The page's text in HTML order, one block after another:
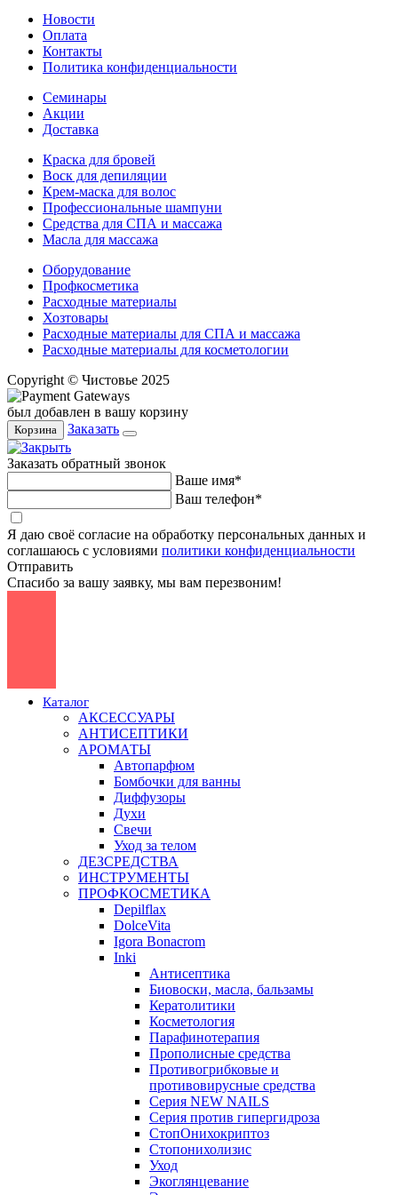
Новости
Оплата
Контакты
Политика конфиденциальности
Семинары
Акции
Доставка
Краска для бровей
Воск для депиляции
Крем-маска для волос
Профессиональные шампуни
Средства для СПА и массажа
Масла для массажа
Оборудование
Профкосметика
Расходные материалы
Хозтовары
Расходные материалы для СПА и массажа
Расходные материалы для косметологии
Copyright © Чистовье 2025
был добавлен в вашу корзину
Корзина Заказать
Заказать обратный звонок
Ваше имя*
Ваш телефон*
Я даю своё согласие на обработку персональных данных и
соглашаюсь с условиями политики конфиденциальности
Отправить
Спасибо за вашу заявку, мы вам перезвоним!
Каталог
АКСЕССУАРЫ
АНТИСЕПТИКИ
АРОМАТЫ
Автопарфюм
Бомбочки для ванны
Диффузоры
Духи
Свечи
Уход за телом
ДЕЗСРЕДСТВА
ИНСТРУМЕНТЫ
ПРОФКОСМЕТИКА
Depilflax
DolceVita
Igora Bonacrom
Inki
Антисептика
Биовоски, масла, бальзамы
Кератолитики
Косметология
Парафинотерапия
Прополисные средства
Противогрибковые и
противовирусные средства
Серия NEW NAILS
Серия против гипергидроза
СтопОнихокриптоз
Стопонихолизис
Уход
Экоглянцевание